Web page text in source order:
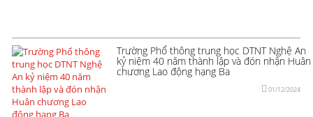
Trường Phổ thông trung học DTNT Nghệ An
kỷ niệm 40 năm thành lập và đón nhận Huân
chương Lao động hạng Ba
01/12/2024